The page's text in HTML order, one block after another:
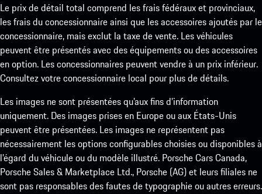
Le prix de détail total comprend les frais fédéraux et provinciaux,
les frais du concessionnaire ainsi que les accessoires ajoutés par le
concessionnaire, mais exclut la taxe de vente. Les véhicules
peuvent être présentés avec des équipements ou des accessoires
en option. Les concessionnaires peuvent vendre à un prix inférieur.
Consultez votre concessionnaire local pour plus de détails.
Les images ne sont présentées qu’aux fins d’information
uniquement. Des images prises en Europe ou aux États-Unis
peuvent être présentées. Les images ne représentent pas
nécessairement les options configurables choisies ou disponibles à
l’égard du véhicule ou du modèle illustré. Porsche Cars Canada,
Porsche Sales & Marketplace Ltd., Porsche (AG) et leurs filiales ne
sont pas responsables des fautes de typographie ou autres erreurs.